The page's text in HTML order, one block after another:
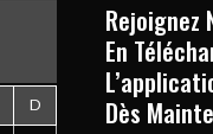
D
Rejoignez
En
Dès